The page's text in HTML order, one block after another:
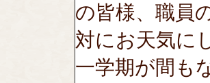
の皆様、職員
対にお天気に
一学期が間も